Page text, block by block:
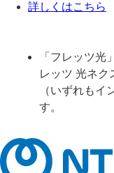
詳しくはこちら
「フレッツ光
レッツ 光ネク
（いずれも
す。